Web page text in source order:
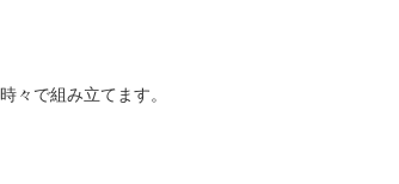
々で組み立てます。